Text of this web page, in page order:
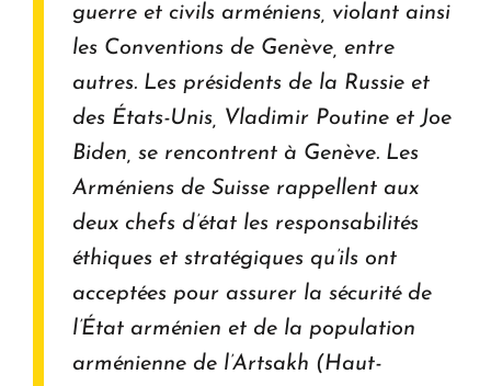
guerre et civils arméniens, violant ainsi
les Conventions de Genève, entre
autres. Les présidents de la Russie et
des États-Unis, Vladimir Poutine et Joe
Biden, se rencontrent à Genève. Les
Arméniens de Suisse rappellent aux
deux chefs d’état les responsabilités
éthiques et stratégiques qu’ils ont
acceptées pour assurer la sécurité de
l’État arménien et de la population
arménienne de l’Artsakh (Haut-